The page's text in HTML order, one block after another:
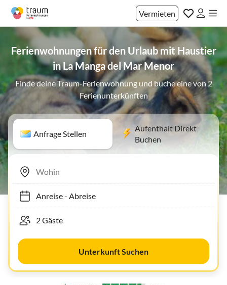
Vermieten
Ferienwohnungen für den Urlaub mit Haustier
in La Manga del Mar Menor
Finde deine Traum-Ferienwohnung und buche eine von 2
Ferienunterkünften
Anfrage Stellen
Aufenthalt Direkt
Buchen
Anreise- Abreise
Unterkunft Suchen